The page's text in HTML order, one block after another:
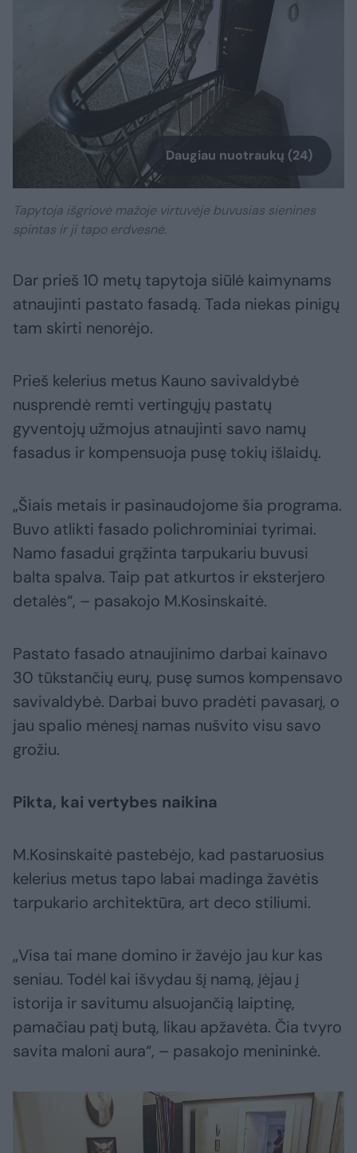
Daugiau nuotraukų (24)
Tapytoja išgriovė mažoje virtuvėje buvusias sienines
spintas ir ji tapo erdvesnė.
Dar prieš 10 metų tapytoja siūlė kaimynams
atnaujinti pastato fasadą. Tada niekas pinigų
tam skirti nenorėjo.
Prieš kelerius metus Kauno savivaldybė
nusprendė remti vertingųjų pastatų
gyventojų užmojus atnaujinti savo namų
fasadus ir kompensuoja pusę tokių išlaidų.
„Šiais metais ir pasinaudojome šia programa.
Buvo atlikti fasado polichrominiai tyrimai.
Namo fasadui grąžinta tarpukariu buvusi
balta spalva. Taip pat atkurtos ir eksterjero
detalės“, – pasakojo M.Kosinskaitė.
Pastato fasado atnaujinimo darbai kainavo
30 tūkstančių eurų, pusę sumos kompensavo
savivaldybė. Darbai buvo pradėti pavasarį, o
jau spalio mėnesį namas nušvito visu savo
grožiu.
Pikta, kai vertybes naikina
M.Kosinskaitė pastebėjo, kad pastaruosius
kelerius metus tapo labai madinga žavėtis
tarpukario architektūra, art deco stiliumi.
„Visa tai mane domino ir žavėjo jau kur kas
seniau. Todėl kai išvydau šį namą, įėjau į
istorija ir savitumu alsuojančią laiptinę,
pamačiau patį butą, likau apžavėta. Čia tvyro
savita maloni aura“, – pasakojo menininkė.